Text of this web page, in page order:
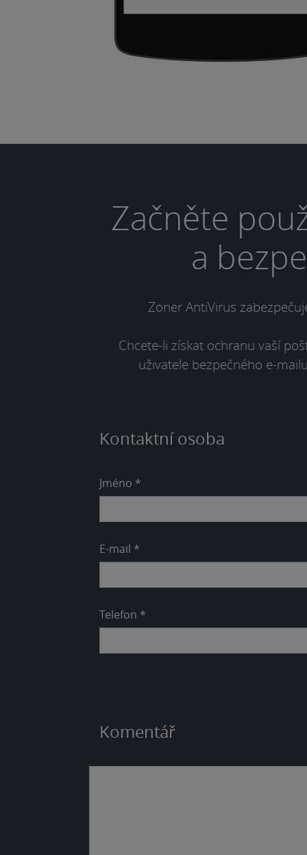
Začněte
a
Zoner AntiVirus
Chcete-li získat ochranu vaší
uživatele bezpečného e-
Kontaktní osoba
Jméno *
E-mail *
Telefon *
Komentář